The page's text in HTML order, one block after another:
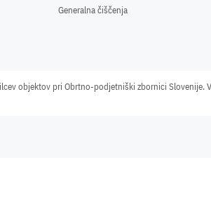
Generalna čiščenja
objektov pri Obrtno-podjetniški zbornici Slovenije.